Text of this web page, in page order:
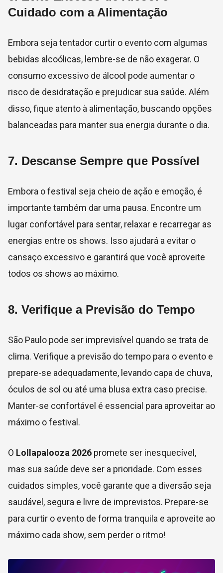
Cuidado com a Alimentação
Embora seja tentador curtir o evento com algumas
bebidas alcoólicas, lembre-se de não exagerar. O
consumo excessivo de álcool pode aumentar o
risco de desidratação e prejudicar sua saúde. Além
disso, fique atento à alimentação, buscando opções
balanceadas para manter sua energia durante o dia.
7. Descanse Sempre que Possível
Embora o festival seja cheio de ação e emoção, é
importante também dar uma pausa. Encontre um
lugar confortável para sentar, relaxar e recarregar as
energias entre os shows. Isso ajudará a evitar o
cansaço excessivo e garantirá que você aproveite
todos os shows ao máximo.
8. Verifique a Previsão do Tempo
São Paulo pode ser imprevisível quando se trata de
clima. Verifique a previsão do tempo para o evento e
prepare-se adequadamente, levando capa de chuva,
óculos de sol ou até uma blusa extra caso precise.
Manter-se confortável é essencial para aproveitar ao
máximo o festival.
O Lollapalooza 2026 promete ser inesquecível,
mas sua saúde deve ser a prioridade. Com esses
cuidados simples, você garante que a diversão seja
saudável, segura e livre de imprevistos. Prepare-se
para curtir o evento de forma tranquila e aproveite ao
máximo cada show, sem perder o ritmo!